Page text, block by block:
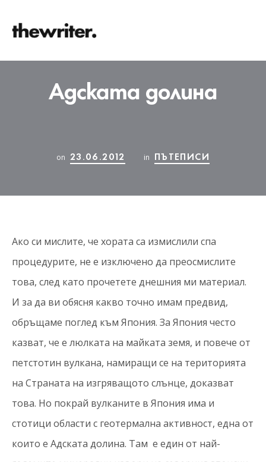
Адската долина
on 23.06.2012 in ПЪТЕПИСИ
Ако си мислите, че хората са измислили спа
процедурите, не е изключено да преосмислите
това, след като прочетете днешния ми материал.
И за да ви обясня какво точно имам предвид,
обръщаме поглед към Япония. За Япония често
казват, че е люлката на майката земя, и повече от
петстотин вулкана, намиращи се на територията
на Страната на изгряващото слънце, доказват
това. Но покрай вулканите в Япония има и
стотици области с геотермална активност, една от
които е Адската долина. Там е един от най-